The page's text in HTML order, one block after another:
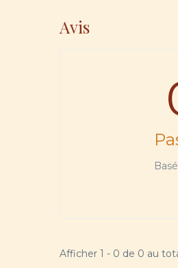
Avis
Afficher 1 - 0 de 0 au